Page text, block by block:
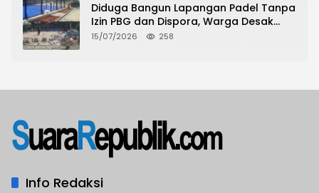
Diduga Bangun Lapangan Padel Tanpa
Izin PBG dan Dispora, Warga Desak
CKTRP dan Dispora Jakarta Barat
15/07/2026 258
Info Redaksi